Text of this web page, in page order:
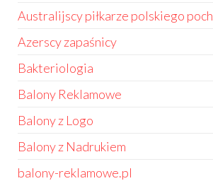
Australijscy piłkarze polskiego
Azerscy zapaśnicy
Bakteriologia
Balony Reklamowe
Balony z Logo
Balony z Nadrukiem
balony-reklamowe.pl